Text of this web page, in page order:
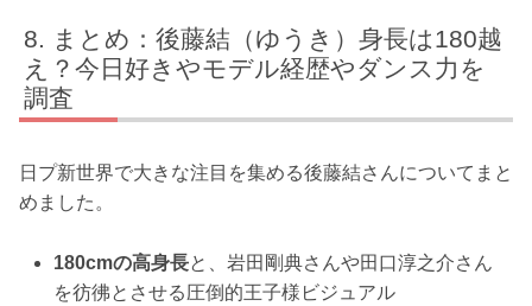
まとめ：後藤結（ゆうき）身長は180越
え？今日好きやモデル経歴やダンス力を
調査
日プ新世界で大きな注目を集める後藤結さんについてまと
めました。
180cmの高身長と、岩田剛典さんや田口淳之介さん
を彷彿とさせる圧倒的王子様ビジュアル